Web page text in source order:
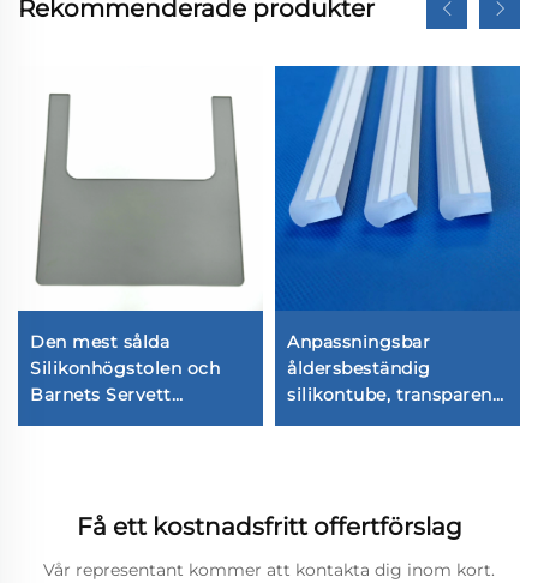
Rekommenderade produkter
Den mest sålda
Silikonhögstolen och
Barnets Servett
Minimalistisk Design
Anpassningsbar
åldersbeständig
silikontube, transparent
och flexibel LED-
skärningsbearbetning,
Få ett kostnadsfritt offertförslag
Vår representant kommer att kontakta dig inom kort.